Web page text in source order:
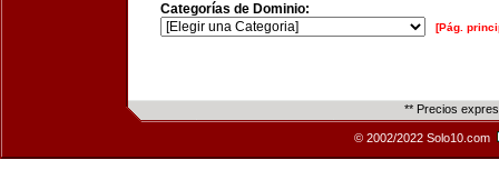
Categorías de Dominio:
[Pág.
** Precios
© 2002/2022 Solo10.com